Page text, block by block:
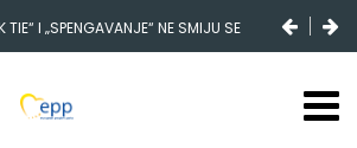
TIE“ I „SPENGAVANJE“ NE SMIJU SE